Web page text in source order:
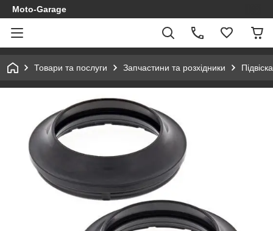
Moto-Garage
Товари та послуги Запчастини та розхідники Підвіска